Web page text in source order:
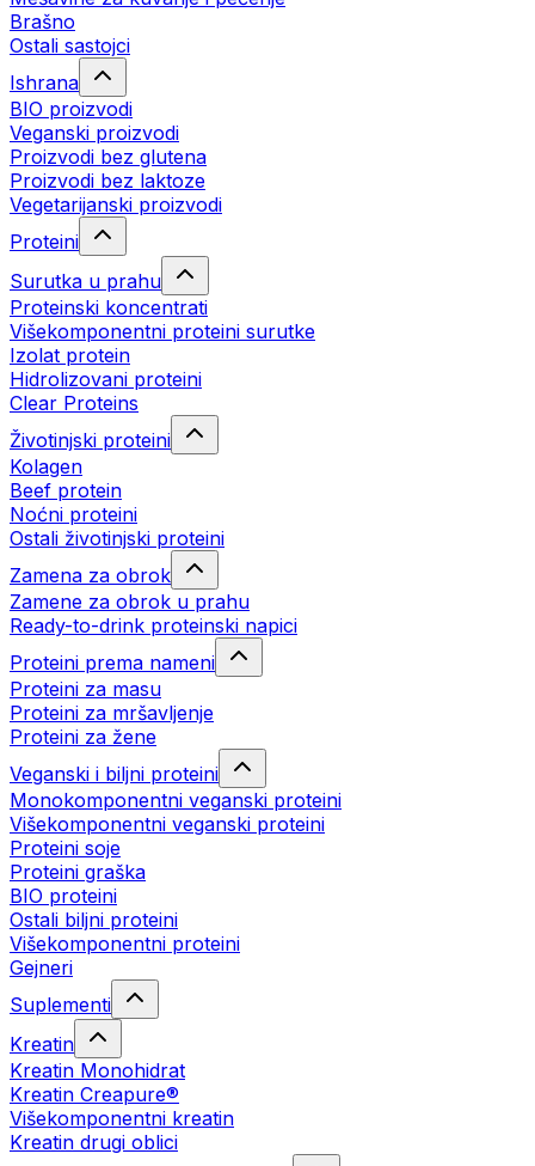
Brašno
Ostali sastojci
Ishrana
BIO proizvodi
Veganski proizvodi
Proizvodi bez glutena
Proizvodi bez laktoze
Vegetarijanski proizvodi
Proteini
Surutka u prahu
Proteinski koncentrati
Višekomponentni proteini surutke
Izolat protein
Hidrolizovani proteini
Clear Proteins
Životinjski proteini
Kolagen
Beef protein
Noćni proteini
Ostali životinjski proteini
Zamena za obrok
Zamene za obrok u prahu
Ready-to-drink proteinski napici
Proteini prema nameni
Proteini za masu
Proteini za mršavljenje
Proteini za žene
Veganski i biljni proteini
Monokomponentni veganski proteini
Višekomponentni veganski proteini
Proteini soje
Proteini graška
BIO proteini
Ostali biljni proteini
Višekomponentni proteini
Gejneri
Suplementi
Kreatin
Kreatin Monohidrat
Kreatin Creapure®
Višekomponentni kreatin
Kreatin drugi oblici